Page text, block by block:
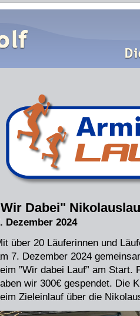
Dabei"
Dezember 2024
über 20 Läuferinnen und
7. Dezember 2024
”Wir dabei Lauf” am Start.
wir 300€ gespendet. Die
Zieleinlauf über die